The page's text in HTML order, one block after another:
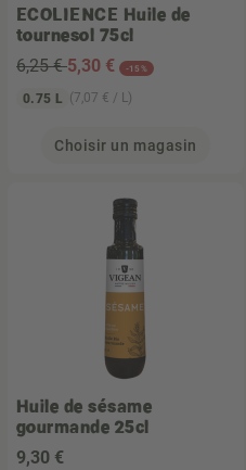
ECOLIENCE Huile de
tournesol 75cl
6,25 €5,30 € -15%
0.75 L (7,07 € / L)
Choisir un magasin
Huile de sésame
gourmande 25cl
9,30 €